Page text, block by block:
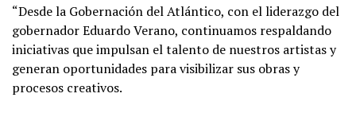
“Desde la Gobernación del Atlántico, con el liderazgo del
gobernador Eduardo Verano, continuamos respaldando
iniciativas que impulsan el talento de nuestros artistas y
generan oportunidades para visibilizar sus obras y
procesos creativos.